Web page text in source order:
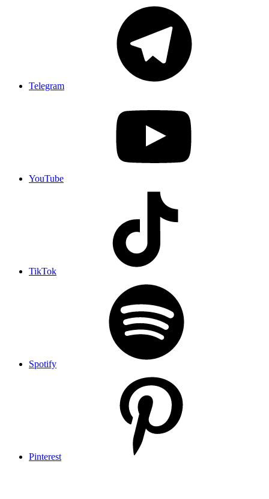
Telegram
YouTube
TikTok
Spotify
Pinterest